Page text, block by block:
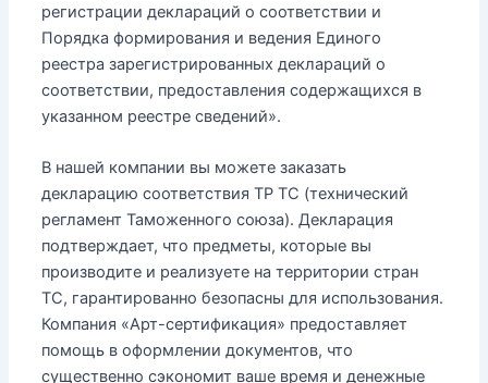
регистрации деклараций о соответствии и
Порядка формирования и ведения Единого
реестра зарегистрированных деклараций о
соответствии, предоставления содержащихся в
указанном реестре сведений».
В нашей компании вы можете заказать
декларацию соответствия ТР ТС (технический
регламент Таможенного союза). Декларация
подтверждает, что предметы, которые вы
производите и реализуете на территории стран
ТС, гарантированно безопасны для использования.
Компания «Арт-сертификация» предоставляет
помощь в оформлении документов, что
существенно сэкономит ваше время и денежные